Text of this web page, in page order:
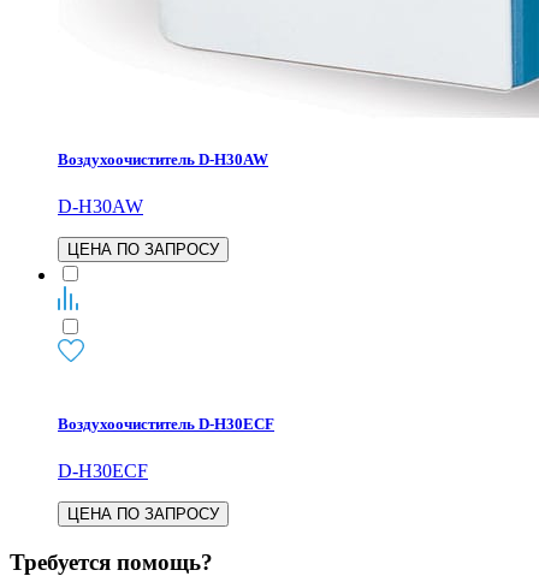
Воздухоочиститель D-H30AW
D-H30AW
ЦЕНА ПО ЗАПРОСУ
Воздухоочиститель D-H30ECF
D-H30ECF
ЦЕНА ПО ЗАПРОСУ
Требуется помощь?